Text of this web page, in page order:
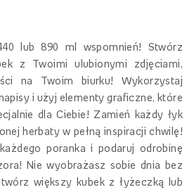
lub 890 ml wspomnień! Stwórz
z Twoimi ulubionymi zdjęciami,
na Twoim biurku! Wykorzystaj
i użyj elementy graficzne, które
dla Ciebie! Zamień każdy łyk
herbaty w pełną inspiracji chwilę!
poranka i podaruj odrobinę
Nie wyobrażasz sobie dnia bez
większy kubek z łyżeczką lub